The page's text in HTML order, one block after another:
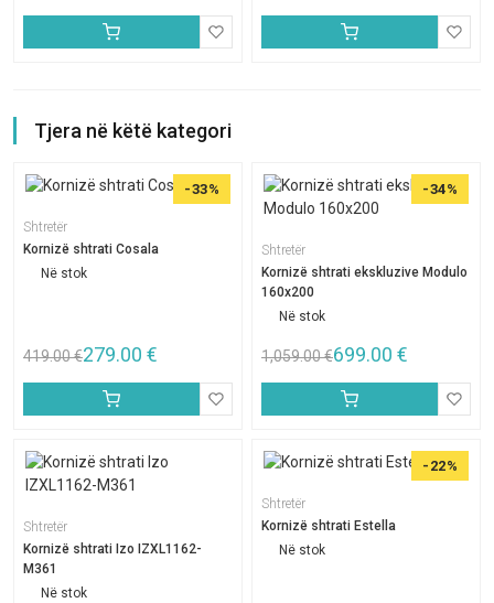
Tjera në këtë kategori
-33%
Shtretër
Kornizë shtrati Cosala
Në stok
419.00€279.00 €
-34%
Shtretër
Kornizë shtrati ekskluzive Modulo
160x200
Në stok
1,059.00€699.00 €
Shtretër
Kornizë shtrati Izo IZXL1162-
M361
Në stok
-22%
Shtretër
Kornizë shtrati Estella
Në stok